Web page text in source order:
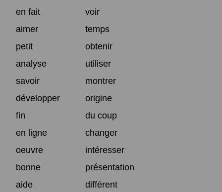
en fait
voir
aimer
temps
petit
obtenir
analyse
utiliser
savoir
montrer
développer
origine
fin
du coup
en ligne
changer
oeuvre
intéresser
bonne
présentation
aide
différent